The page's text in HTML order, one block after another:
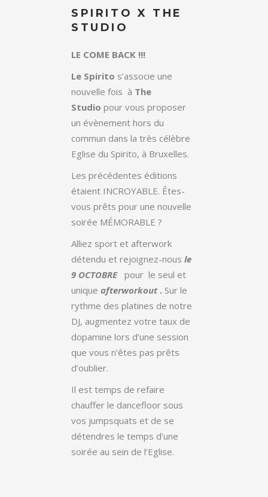
SPIRITO X THE
STUDIO
LE COME BACK !!!
Le Spirito s’associe une
nouvelle fois à The
Studio pour vous proposer
un évènement hors du
commun dans la très célèbre
Eglise du Spirito, à Bruxelles.
Les précédentes éditions
étaient INCROYABLE. Êtes-
vous prêts pour une nouvelle
soirée MÉMORABLE ?
Alliez sport et afterwork
détendu et rejoignez-nous le
9 OCTOBRE pour le seul et
unique afterworkout . Sur le
rythme des platines de notre
DJ, augmentez votre taux de
dopamine lors d’une session
que vous n’êtes pas prêts
d’oublier.
Il est temps de refaire
chauffer le dancefloor sous
vos jumpsquats et de se
détendres le temps d’une
soirée au sein de l’Eglise.